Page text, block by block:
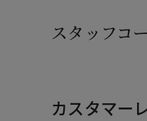
スタッフコ
カスタマー